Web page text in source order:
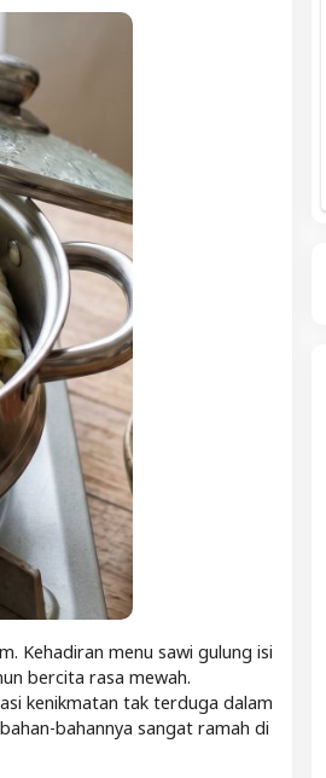
Kehadiran menu sawi gulung isi
bercita rasa mewah.
kenikmatan tak terduga dalam
bahannya sangat ramah di